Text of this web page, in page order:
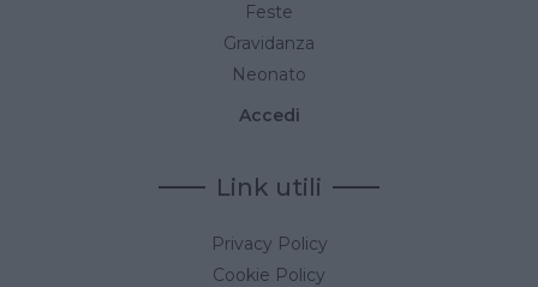
Feste
Gravidanza
Neonato
Accedi
Link utili
Privacy Policy
Cookie Policy